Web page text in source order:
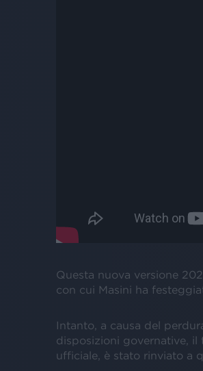
Questa nuova versione
con cui Masini ha
Intanto, a causa del
disposizioni governative,
ufficiale, è stato rinviato a